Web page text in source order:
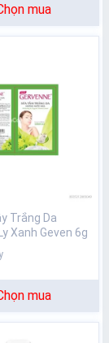
mua
Trắng Da
Xanh Geven 6g
mua